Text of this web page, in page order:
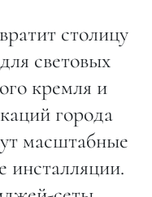
столицу
световых
кремля и
города
масштабные
инсталляции.